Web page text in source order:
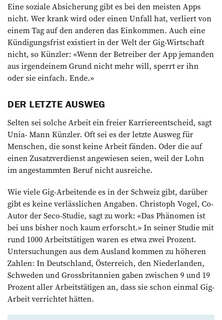
Eine soziale Absicherung gibt es bei den meisten Apps
nicht. Wer krank wird oder einen Unfall hat, verliert von
einem Tag auf den anderen das Einkommen. Auch eine
Kündigungsfrist existiert in der Welt der Gig-Wirtschaft
nicht, so Künzler: «Wenn der Betreiber der App jemanden
aus irgendeinem Grund nicht mehr will, sperrt er ihn
oder sie einfach. Ende.»
DER LETZTE AUSWEG
Selten sei solche Arbeit ein freier Karriereentscheid, sagt
Unia- Mann Künzler. Oft sei es der letzte Ausweg für
Menschen, die sonst keine Arbeit fänden. Oder die auf
einen Zusatzverdienst angewiesen seien, weil der Lohn
im angestammten Beruf nicht ausreiche.
Wie viele Gig-Arbeitende es in der Schweiz gibt, darüber
gibt es keine verlässlichen Angaben. Christoph Vogel, Co-
Autor der Seco-Studie, sagt zu work: «Das Phänomen ist
bei uns bisher noch kaum erforscht.» In seiner Studie mit
rund 1000 Arbeitstätigen waren es etwa zwei Prozent.
Untersuchungen aus dem Ausland kommen zu höheren
Zahlen: In Deutschland, Österreich, den Niederlanden,
Schweden und Grossbritannien gaben zwischen 9 und 19
Prozent aller Arbeitstätigen an, dass sie schon einmal Gig-
Arbeit verrichtet hätten.